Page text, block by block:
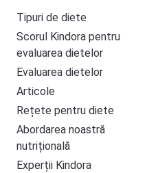
Tipuri de diete
Scorul Kindora pentru
evaluarea dietelor
Evaluarea dietelor
Articole
Rețete pentru diete
Abordarea noastră
nutrițională
Experții Kindora